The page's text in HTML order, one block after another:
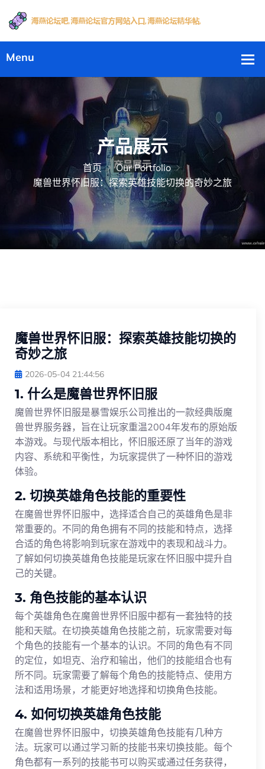
产品展示
首页
Our Portfolio
魔兽世界怀旧服：探索英雄技能切换的奇妙之旅
魔兽世界怀旧服：探索英雄技能切换的
奇妙之旅
2026-05-04 21:44:56
1. 什么是魔兽世界怀旧服
魔兽世界怀旧服是暴雪娱乐公司推出的一款经典版魔
兽世界服务器，旨在让玩家重温2004年发布的原始版
本游戏。与现代版本相比，怀旧服还原了当年的游戏
内容、系统和平衡性，为玩家提供了一种怀旧的游戏
体验。
2. 切换英雄角色技能的重要性
在魔兽世界怀旧服中，选择适合自己的英雄角色是非
常重要的。不同的角色拥有不同的技能和特点，选择
合适的角色将影响到玩家在游戏中的表现和战斗力。
了解如何切换英雄角色技能是玩家在怀旧服中提升自
己的关键。
3. 角色技能的基本认识
每个英雄角色在魔兽世界怀旧服中都有一套独特的技
能和天赋。在切换英雄角色技能之前，玩家需要对每
个角色的技能有一个基本的认识。不同的角色有不同
的定位，如坦克、治疗和输出，他们的技能组合也有
所不同。玩家需要了解每个角色的技能特点、使用方
法和适用场景，才能更好地选择和切换角色技能。
4. 如何切换英雄角色技能
在魔兽世界怀旧服中，切换英雄角色技能有几种方
法。玩家可以通过学习新的技能书来切换技能。每个
角色都有一系列的技能书可以购买或通过任务获得，